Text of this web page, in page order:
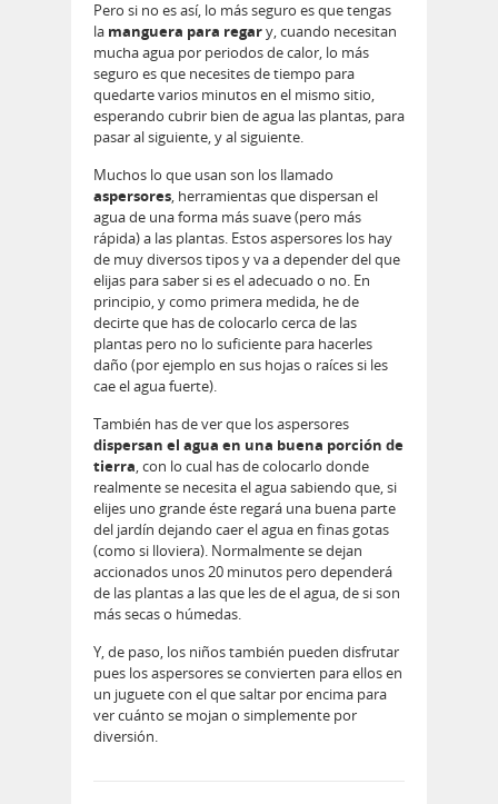
Pero si no es así, lo más seguro es que tengas
la manguera para regary, cuando necesitan
mucha agua por periodos de calor, lo más
seguro es que necesites de tiempo para
quedarte varios minutos en el mismo sitio,
esperando cubrir bien de agua las plantas, para
pasar al siguiente, y al siguiente.
Muchos lo que usan son los llamado
aspersores, herramientas que dispersan el
agua de una forma más suave (pero más
rápida) a las plantas. Estos aspersores los hay
de muy diversos tipos y va a depender del que
elijas para saber si es el adecuado o no. En
principio, y como primera medida, he de
decirte que has de colocarlo cerca de las
plantas pero no lo suficiente para hacerles
daño (por ejemplo en sus hojas o raíces si les
cae el agua fuerte).
También has de ver que los aspersores
dispersan el agua en una buena porción de
tierra, con lo cual has de colocarlo donde
realmente se necesita el agua sabiendo que, si
elijes uno grande éste regará una buena parte
del jardín dejando caer el agua en finas gotas
(como si lloviera). Normalmente se dejan
accionados unos 20 minutos pero dependerá
de las plantas a las que les de el agua, de si son
más secas o húmedas.
Y, de paso, los niños también pueden disfrutar
pues los aspersores se convierten para ellos en
un juguete con el que saltar por encima para
ver cuánto se mojan o simplemente por
diversión.